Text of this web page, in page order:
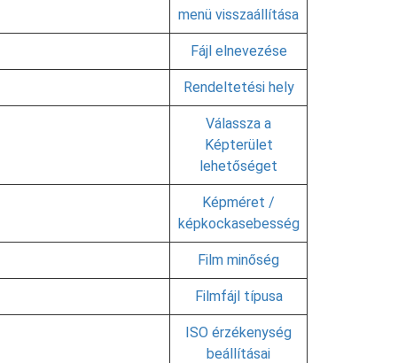
menü visszaállítása
Fájl elnevezése
Rendeltetési hely
Válassza a
Képterület
lehetőséget
Képméret /
képkockasebesség
Film minőség
Filmfájl típusa
ISO érzékenység
beállításai